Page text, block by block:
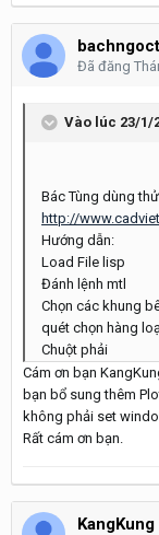
Đã đăng
Vào lúc 23/1/
Bác Tùng dùng
http://
Hướng dẫn:
Load File lisp
Đánh lệnh mtl
Chọn các khung
quét chọn hàng
Chuột phải
Cám ơn bạn
bạn bổ sung thêm
không phải set
Rất cám ơn bạn.
KangKung